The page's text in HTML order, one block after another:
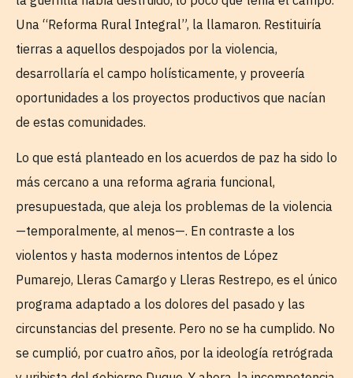
Una “Reforma Rural Integral”, la llamaron. Restituiría
tierras a aquellos despojados por la violencia,
desarrollaría el campo holísticamente, y proveería
oportunidades a los proyectos productivos que nacían
de estas comunidades.
Lo que está planteado en los acuerdos de paz ha sido lo
más cercano a una reforma agraria funcional,
presupuestada, que aleja los problemas de la violencia
—temporalmente, al menos—. En contraste a los
violentos y hasta modernos intentos de López
Pumarejo, Lleras Camargo y Lleras Restrepo, es el único
programa adaptado a los dolores del pasado y las
circunstancias del presente. Pero no se ha cumplido. No
se cumplió, por cuatro años, por la ideología retrógrada